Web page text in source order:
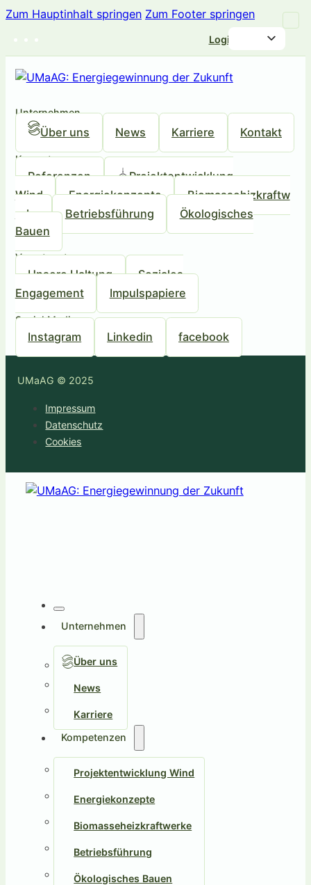
Zum Hauptinhalt springen Zum Footer springen
Login
Unternehmen
Über uns News Karriere Kontakt
Kompetenzen
Referenzen
Projektentwicklung
Wind
Energiekonzepte
Biomassehizkraftw
erke
Betriebsführung
Ökologisches
Bauen
Verantwortung
Unsere Haltung
Soziales
Engagement
Impulspapiere
Social Media
Instagram Linkedin facebook
UMaAG © 2025
Impressum
Datenschutz
Cookies
Unternehmen
Über uns
News
Karriere
Kompetenzen
Projektentwicklung Wind
Energiekonzepte
Biomasseheizkraftwerke
Betriebsführung
Ökologisches Bauen